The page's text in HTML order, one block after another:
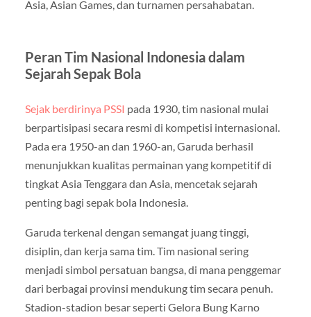
Asia, Asian Games, dan turnamen persahabatan.
Peran Tim Nasional Indonesia dalam
Sejarah Sepak Bola
Sejak berdirinya PSSI pada 1930, tim nasional mulai
berpartisipasi secara resmi di kompetisi internasional.
Pada era 1950-an dan 1960-an, Garuda berhasil
menunjukkan kualitas permainan yang kompetitif di
tingkat Asia Tenggara dan Asia, mencetak sejarah
penting bagi sepak bola Indonesia.
Garuda terkenal dengan semangat juang tinggi,
disiplin, dan kerja sama tim. Tim nasional sering
menjadi simbol persatuan bangsa, di mana penggemar
dari berbagai provinsi mendukung tim secara penuh.
Stadion-stadion besar seperti Gelora Bung Karno